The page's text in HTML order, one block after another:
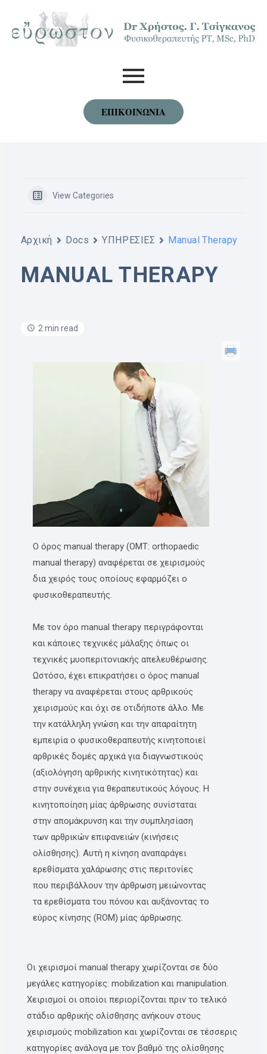
ΕΠΙΚΟΙΝΩΝΙΑ
View Categories
Αρχική Docs YΠΗΡΕΣΙΕΣ Manual Therapy
MANUAL THERAPY
2 min read
O όρος manual therapy (OMT: orthopaedic
manual therapy) αναφέρεται σε χειρισμούς
δια χειρός τους οποίους εφαρμόζει ο
φυσικοθεραπευτής.
Με τον όρο manual therapy περιγράφονται
και κάποιες τεχνικές μάλαξης όπως οι
τεχνικές μυοπεριτονιακής απελευθέρωσης.
Ωστόσο, έχει επικρατήσει ο όρος manual
therapy να αναφέρεται στους αρθρικούς
χειρισμούς και όχι σε οτιδήποτε άλλο. Με
την κατάλληλη γνώση και την απαραίτητη
εμπειρία ο φυσικοθεραπευτής κινητοποιεί
αρθρικές δομές αρχικά για διαγνωστικούς
(αξιολόγηση αρθρικής κινητικότητας) και
στην συνέχεια για θεραπευτικούς λόγους. Η
κινητοποίηση μίας άρθρωσης συνίσταται
στην απομάκρυνση και την συμπλησίαση
των αρθρικών επιφανειών (κινήσεις
ολίσθησης). Αυτή η κίνηση αναπαράγει
ερεθίσματα χαλάρωσης στις περιτονίες
που περιβάλλουν την άρθρωση μειώνοντας
τα ερεθίσματα του πόνου και αυξάνοντας το
εύρος κίνησης (ROM) μίας άρθρωσης.
Οι χειρισμοί manual therapy χωρίζονται σε δύο
μεγάλες κατηγορίες: mobilization και manipulation.
Χειρισμοί οι οποίοι περιορίζονται πριν το τελικό
στάδιο αρθρικής ολίσθησης ανήκουν στους
χειρισμούς mobilization και χωρίζονται σε τέσσερις
κατηγορίες ανάλογα με τον βαθμό της ολίσθησης